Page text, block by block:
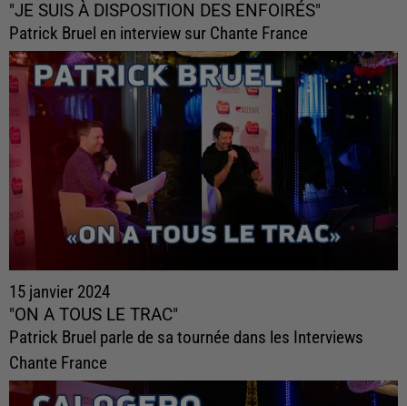
"JE SUIS À DISPOSITION DES ENFOIRÉS"
Patrick Bruel en interview sur Chante France
15 janvier 2024
"ON A TOUS LE TRAC"
Patrick Bruel parle de sa tournée dans les Interviews
Chante France